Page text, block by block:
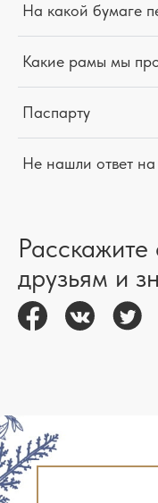
На какой бумаге
Какие рамы мы
Паспарту
Не нашли ответ
друзьям и